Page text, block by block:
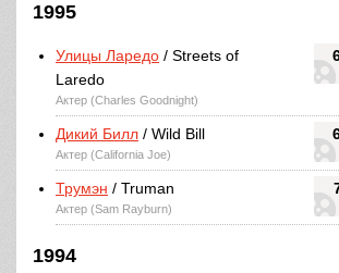
1995
Улицы Ларедо / Streets of
Laredo
Актер (Charles Goodnight)
Дикий Билл / Wild Bill
Актер (California Joe)
Трумэн / Truman
Актер (Sam Rayburn)
1994